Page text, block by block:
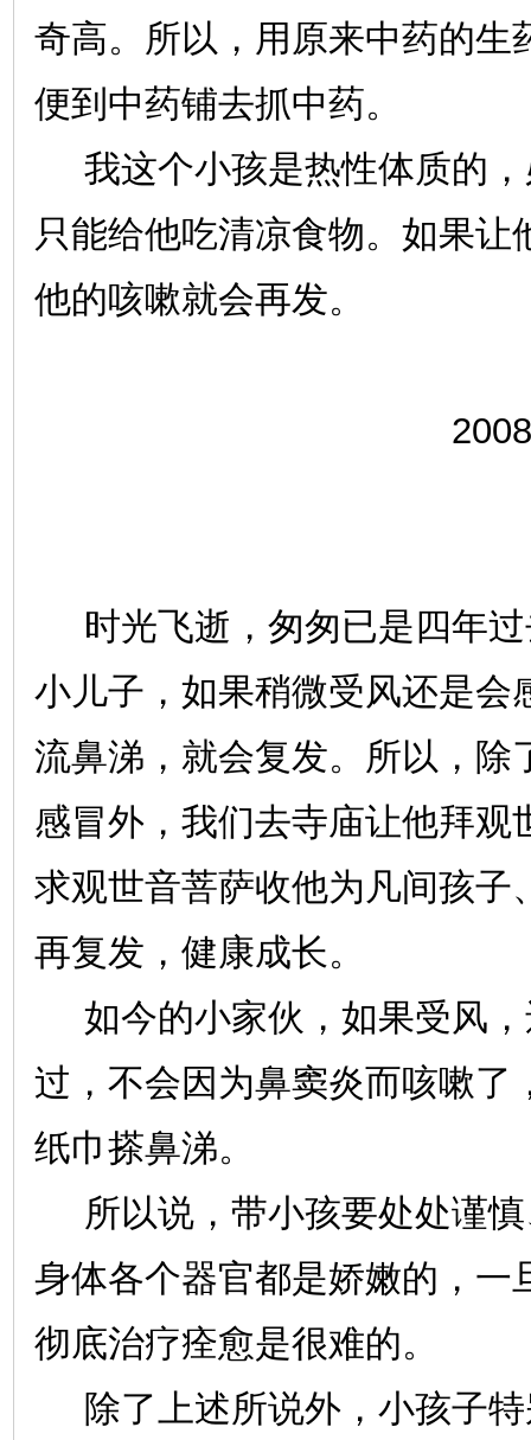
奇高。所以，用原来中药的生
便到中药铺去抓中药。
我这个小孩是热性体质的
只能给他吃清凉食物。如果让
他的咳嗽就会再发。
时光飞逝，匆匆已是四年
小儿子，如果稍微受风还是会
流鼻涕，就会复发。所以，除
感冒外，我们去寺庙让他拜观
求观世音菩萨收他为凡间孩子
再复发，健康成长。
如今的小家伙，如果受风
过，不会因为鼻窦炎而咳嗽了
纸巾搽鼻涕。
所以说，带小孩要处处谨
身体各个器官都是娇嫩的，一
彻底治疗痊愈是很难的。
除了上述所说外，小孩子